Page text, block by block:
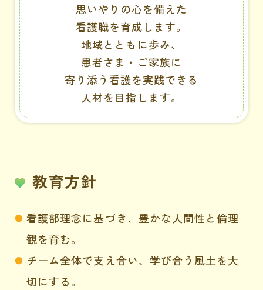
思いやりの心を備えた
看護職を育成します。
地域とともに歩み、
患者さま・ご家族に
寄り添う看護を実践できる
人材を目指します。
教育方針
看護部理念に基づき、豊かな人間性と倫理
観を育む。
チーム全体で支え合い、学び合う風土を大
切にする。